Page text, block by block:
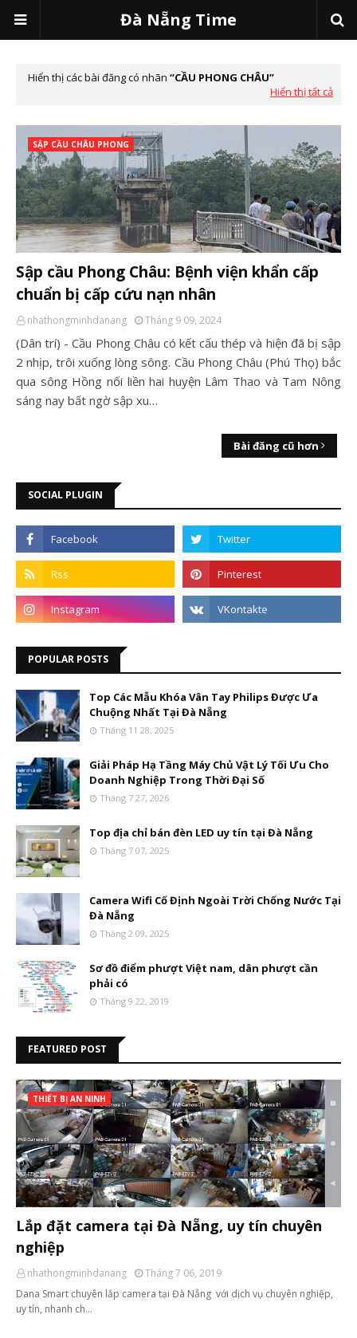
Đà Nẵng Time
Hiển thị các bài đăng có nhãn
CẦU PHONG CHÂU
Hiển thị tất cả
SẬP CẦU CHÂU PHONG
Sập cầu Phong Châu: Bệnh viện khẩn cấp
chuẩn bị cấp cứu nạn nhân
nhathongminhdanang Tháng 9 09, 2024
(Dân trí) - Cầu Phong Châu có kết cấu thép và hiện đã bị sập
2 nhịp, trôi xuống lòng sông. Cầu Phong Châu (Phú Thọ) bắc
qua sông Hồng nối liền hai huyện Lâm Thao và Tam Nông
sáng nay bất ngờ sập xu…
Bài đăng cũ hơn
SOCIAL PLUGIN
POPULAR POSTS
Top Các Mẫu Khóa Vân Tay Philips Được Ưa
Chuộng Nhất Tại Đà Nẵng
Tháng 11 28, 2025
Giải Pháp Hạ Tầng Máy Chủ Vật Lý Tối Ưu Cho
Doanh Nghiệp Trong Thời Đại Số
Tháng 7 27, 2026
Top địa chỉ bán đèn LED uy tín tại Đà Nẵng
Tháng 7 07, 2025
Camera Wifi Cố Định Ngoài Trời Chống Nước Tại
Đà Nẵng
Tháng 2 09, 2025
Sơ đồ điểm phượt Việt nam, dân phượt cần
phải có
Tháng 9 22, 2019
FEATURED POST
THIẾT BỊ AN NINH
Lắp đặt camera tại Đà Nẵng, uy tín chuyên
nghiệp
nhathongminhdanang
Tháng 7 06, 2019
Dana Smart chuyên lắp camera tại Đà Nẵng với dịch vụ chuyên nghiệp,
uy tín, nhanh ch…